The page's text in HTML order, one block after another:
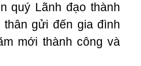
quý Lãnh đạo thành
gửi đến gia đình
mới thành công và